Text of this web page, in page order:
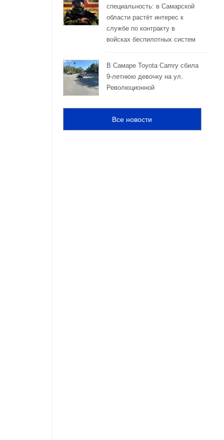
специальность: в Самарской
области растёт интерес к
службе по контракту в
войсках беспилотных систем
В Самаре Toyota Camry сбила
9-летнюю девочку на ул.
Революционной
Все новости